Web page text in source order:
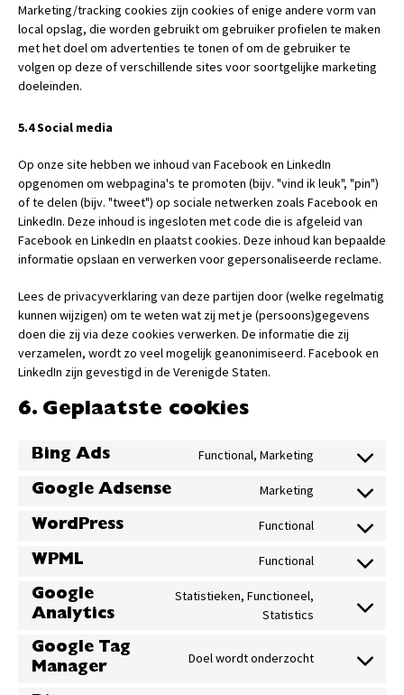
Marketing/tracking cookies zijn cookies of enige andere vorm van
local opslag, die worden gebruikt om gebruiker profielen te maken
met het doel om advertenties te tonen of om de gebruiker te
volgen op deze of verschillende sites voor soortgelijke marketing
doeleinden.
5.4 Social media
Op onze site hebben we inhoud van Facebook en LinkedIn
opgenomen om webpagina's te promoten (bijv. "vind ik leuk", "pin")
of te delen (bijv. "tweet") op sociale netwerken zoals Facebook en
LinkedIn. Deze inhoud is ingesloten met code die is afgeleid van
Facebook en LinkedIn en plaatst cookies. Deze inhoud kan bepaalde
informatie opslaan en verwerken voor gepersonaliseerde reclame.
Lees de privacyverklaring van deze partijen door (welke regelmatig
kunnen wijzigen) om te weten wat zij met je (persoons)gegevens
doen die zij via deze cookies verwerken. De informatie die zij
verzamelen, wordt zo veel mogelijk geanonimiseerd. Facebook en
LinkedIn zijn gevestigd in de Verenigde Staten.
6. Geplaatste cookies
Bing Ads Functional, Marketing
Google Adsense Marketing
WordPress Functional
WPML Functional
Google
Analytics
Statistieken, Functioneel,
Statistics
Google Tag
Manager
Doel wordt onderzocht